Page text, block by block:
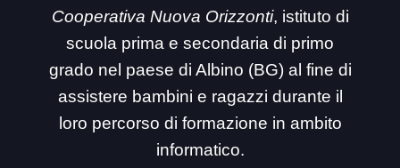
Cooperativa Nuova Orizzonti, istituto di
scuola prima e secondaria di primo
grado nel paese di Albino (BG) al fine di
assistere bambini e ragazzi durante il
loro percorso di formazione in ambito
informatico.